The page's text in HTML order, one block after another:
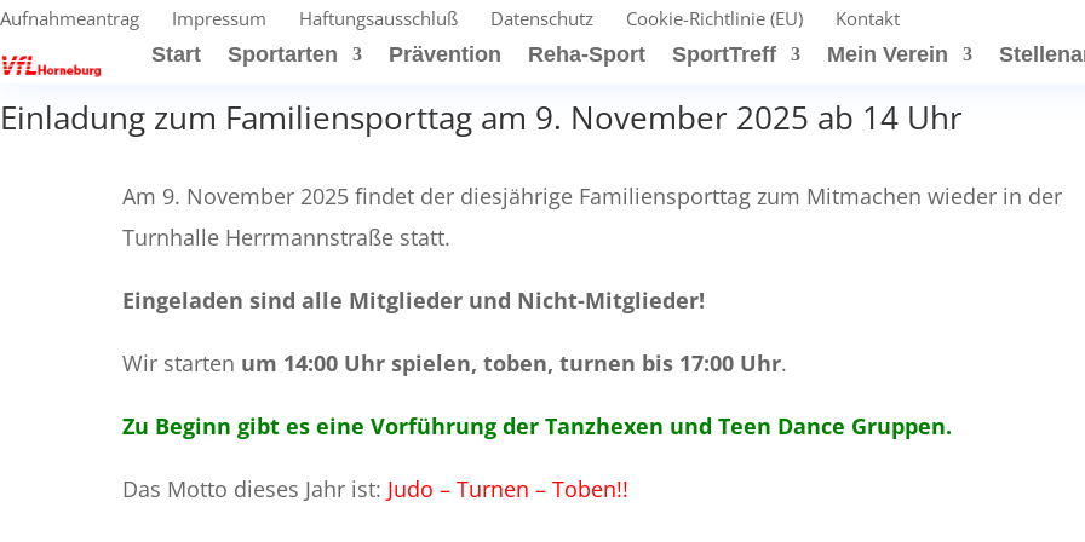
Aufnahmeantrag Impressum Haftungsausschluß Datenschutz Cookie-Richtlinie (EU)
Kontakt
Start
Sportarten Prävention Reha-Sport SportTreff Mein Verein
Einladung zum Familiensporttag am 9. November 2025 ab 14 Uhr
Am 9. November 2025 findet der diesjährige Familiensporttag zum Mitmachen wieder in der
Turnhalle Herrmannstraße statt.
Eingeladen sind alle Mitglieder und Nicht-Mitglieder!
Wir starten um 14:00 Uhr spielen, toben, turnen bis 17:00 Uhr.
Zu Beginn gibt es eine Vorführung der Tanzhexen und Teen Dance Gruppen.
Das Motto dieses Jahr ist: Judo – Turnen – Toben!!